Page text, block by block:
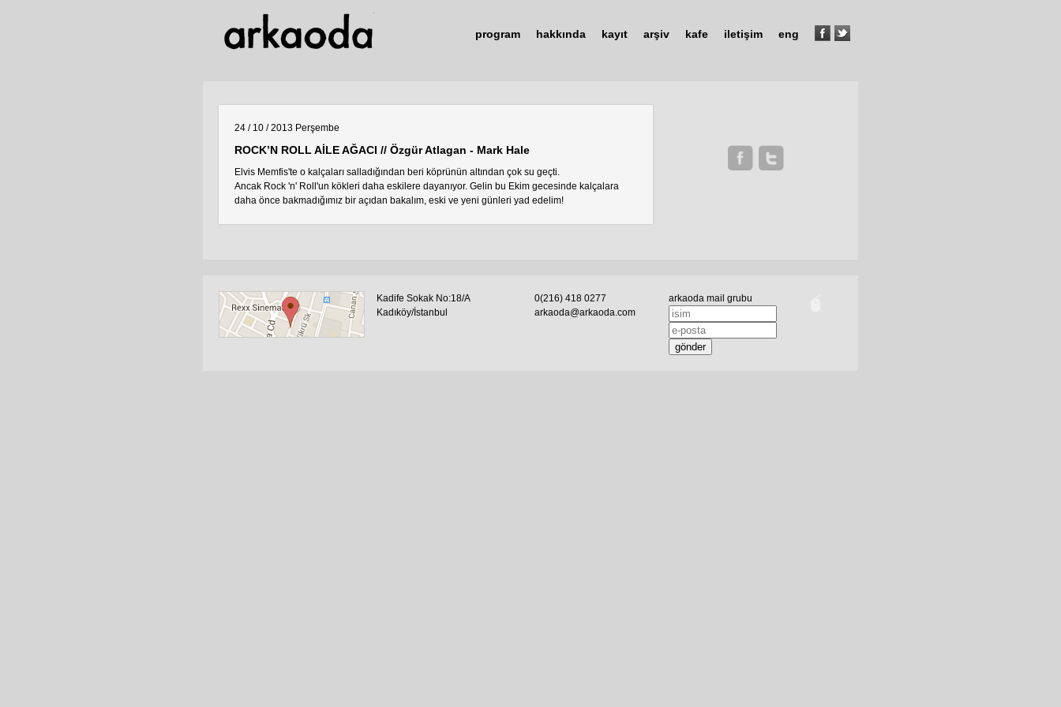
program hakkında kayıt arşiv kafe iletişim eng
24 / 10 / 2013 Perşembe
ROCK’N ROLL AİLE AĞACI // Özgür Atlagan - Mark Hale
Elvis Memfis'te o kalçaları salladığından beri köprünün altından çok su geçti.
Ancak Rock 'n' Roll'un kökleri daha eskilere dayanıyor. Gelin bu Ekim gecesinde kalçalara
daha önce bakmadığımız bir açıdan bakalım, eski ve yeni günleri yad edelim!
Kadife Sokak No:18/A
Kadıköy/İstanbul
0(216) 418 0277
arkaoda@arkaoda.com
arkaoda mail grubu